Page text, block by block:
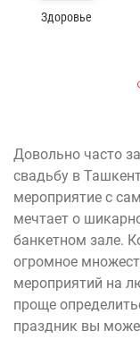
Здоровье
Довольно часто
свадьбу в
мероприятие с
мечтает о
банкетном зале.
огромное
мероприятий на
проще
праздник вы